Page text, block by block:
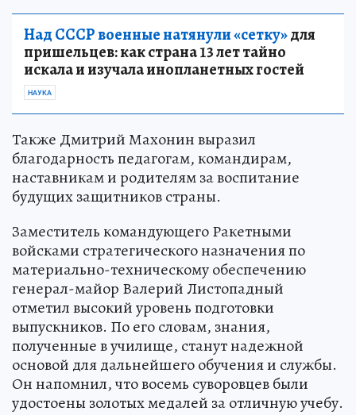
Над СССР военные натянули «сетку»для
пришельцев: как страна 13 лет тайно
искала и изучала инопланетных гостей
НАУКА
Также Дмитрий Махонин выразил
благодарность педагогам, командирам,
наставникам и родителям за воспитание
будущих защитников страны.
Заместитель командующего Ракетными
войсками стратегического назначения по
материально-техническому обеспечению
генерал-майор Валерий Листопадный
отметил высокий уровень подготовки
выпускников. По его словам, знания,
полученные в училище, станут надежной
основой для дальнейшего обучения и службы.
Он напомнил, что восемь суворовцев были
удостоены золотых медалей за отличную учебу.